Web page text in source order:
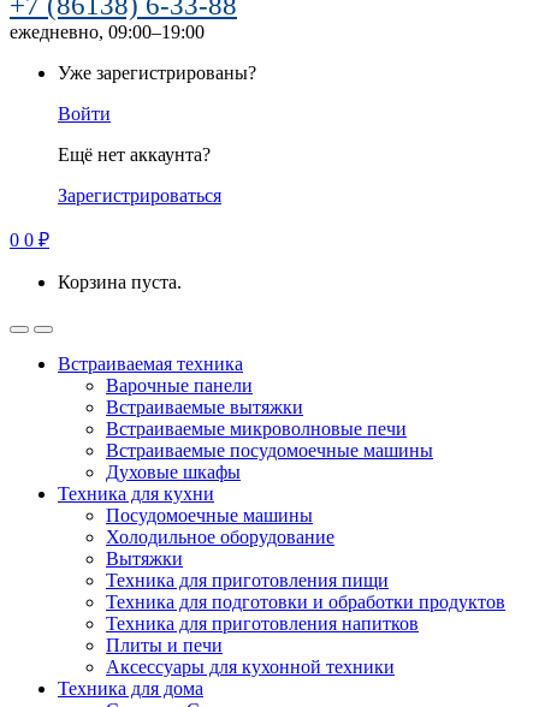
ежедневно, 09:00–19:00
Уже зарегистрированы?
Войти
Ещё нет аккаунта?
Зарегистрироваться
0 0 ₽
Корзина пуста.
Встраиваемая техника
Варочные панели
Встраиваемые вытяжки
Встраиваемые микроволновые печи
Встраиваемые посудомоечные машины
Духовые шкафы
Техника для кухни
Посудомоечные машины
Холодильное оборудование
Вытяжки
Техника для приготовления пищи
Техника для подготовки и обработки продуктов
Техника для приготовления напитков
Плиты и печи
Аксессуары для кухонной техники
Техника для дома